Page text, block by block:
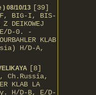
) 08/10/13 [39]
BIG-I, BIS-
DEIKOWEJ
E/D-0. -
KLAB
H/D-A,
[8]
Ch.Russia,
KLAB LA
H/D-В, E/D-